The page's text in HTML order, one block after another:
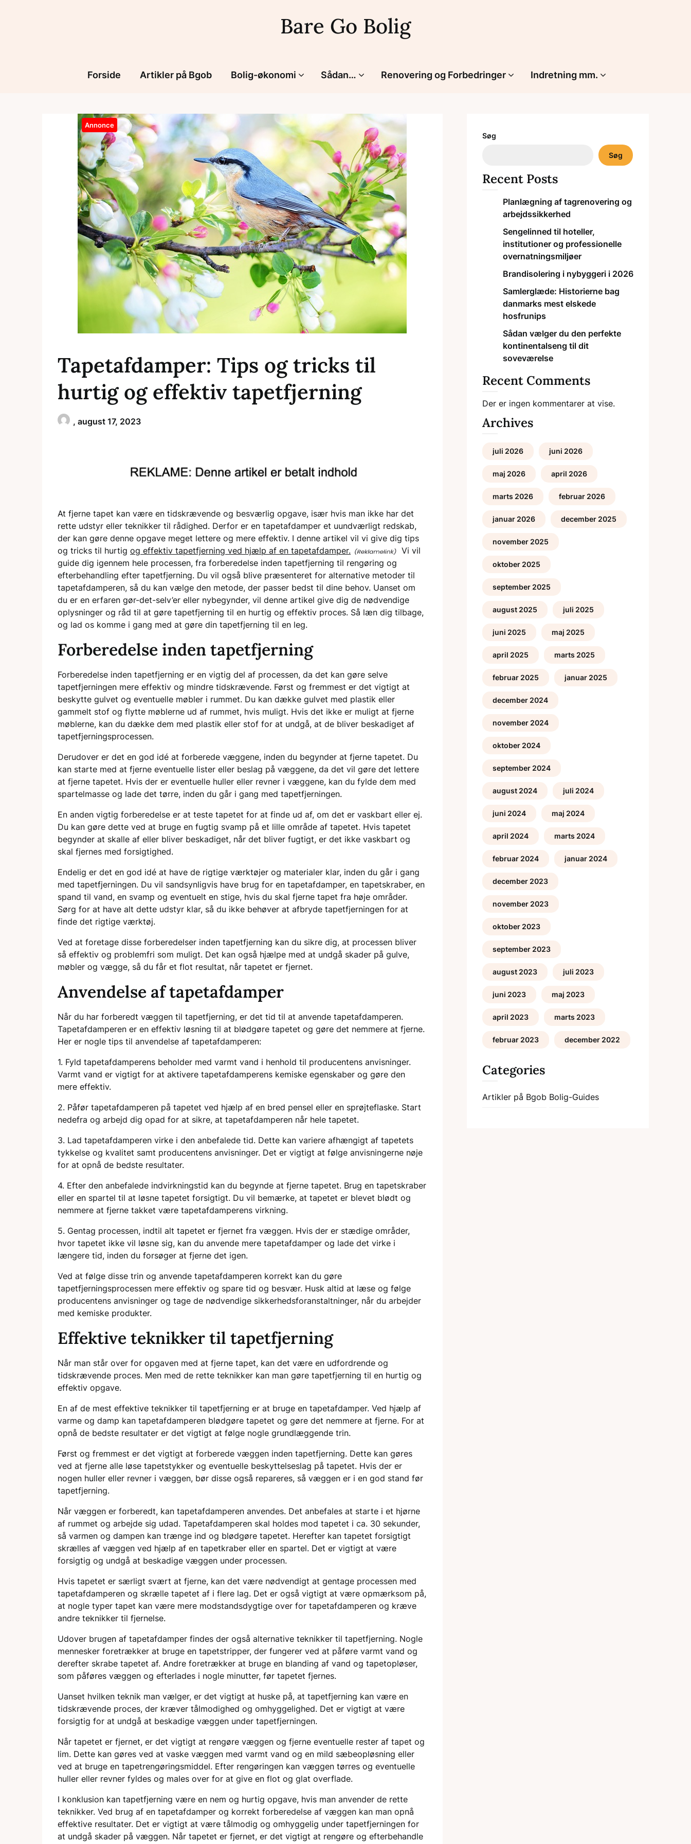
Bare Go Bolig
Forside Artikler på Bgob Bolig-økonomi Sådan… Renovering og Forbedringer Indretning mm.
Annonce
Tapetafdamper: Tips og tricks til
hurtig og effektiv tapetfjerning
, august 17, 2023
At fjerne tapet kan være en tidskrævende og besværlig opgave, især hvis man ikke har det
rette udstyr eller teknikker til rådighed. Derfor er en tapetafdamper et uundværligt redskab,
der kan gøre denne opgave meget lettere og mere effektiv. I denne artikel vil vi give dig tips
og tricks til hurtig og effektiv tapetfjerning ved hjælp af en tapetafdamper.
Vi vil
guide dig igennem hele processen, fra forberedelse inden tapetfjerning til rengøring og
efterbehandling efter tapetfjerning. Du vil også blive præsenteret for alternative metoder til
tapetafdamperen, så du kan vælge den metode, der passer bedst til dine behov. Uanset om
du er en erfaren gør-det-selv’er eller nybegynder, vil denne artikel give dig de nødvendige
oplysninger og råd til at gøre tapetfjerning til en hurtig og effektiv proces. Så læn dig tilbage,
og lad os komme i gang med at gøre din tapetfjerning til en leg.
Forberedelse inden tapetfjerning
Forberedelse inden tapetfjerning er en vigtig del af processen, da det kan gøre selve
tapetfjerningen mere effektiv og mindre tidskrævende. Først og fremmest er det vigtigt at
beskytte gulvet og eventuelle møbler i rummet. Du kan dække gulvet med plastik eller
gammelt stof og flytte møblerne ud af rummet, hvis muligt. Hvis det ikke er muligt at fjerne
møblerne, kan du dække dem med plastik eller stof for at undgå, at de bliver beskadiget af
tapetfjerningsprocessen.
Derudover er det en god idé at forberede væggene, inden du begynder at fjerne tapetet. Du
kan starte med at fjerne eventuelle lister eller beslag på væggene, da det vil gøre det lettere
at fjerne tapetet. Hvis der er eventuelle huller eller revner i væggene, kan du fylde dem med
spartelmasse og lade det tørre, inden du går i gang med tapetfjerningen.
En anden vigtig forberedelse er at teste tapetet for at finde ud af, om det er vaskbart eller ej.
Du kan gøre dette ved at bruge en fugtig svamp på et lille område af tapetet. Hvis tapetet
begynder at skalle af eller bliver beskadiget, når det bliver fugtigt, er det ikke vaskbart og
skal fjernes med forsigtighed.
Endelig er det en god idé at have de rigtige værktøjer og materialer klar, inden du går i gang
med tapetfjerningen. Du vil sandsynligvis have brug for en tapetafdamper, en tapetskraber, en
spand til vand, en svamp og eventuelt en stige, hvis du skal fjerne tapet fra høje områder.
Sørg for at have alt dette udstyr klar, så du ikke behøver at afbryde tapetfjerningen for at
finde det rigtige værktøj.
Ved at foretage disse forberedelser inden tapetfjerning kan du sikre dig, at processen bliver
så effektiv og problemfri som muligt. Det kan også hjælpe med at undgå skader på gulve,
møbler og vægge, så du får et flot resultat, når tapetet er fjernet.
Anvendelse af tapetafdamper
Når du har forberedt væggen til tapetfjerning, er det tid til at anvende tapetafdamperen.
Tapetafdamperen er en effektiv løsning til at blødgøre tapetet og gøre det nemmere at fjerne.
Her er nogle tips til anvendelse af tapetafdamperen:
1. Fyld tapetafdamperens beholder med varmt vand i henhold til producentens anvisninger.
Varmt vand er vigtigt for at aktivere tapetafdamperens kemiske egenskaber og gøre den
mere effektiv.
2. Påfør tapetafdamperen på tapetet ved hjælp af en bred pensel eller en sprøjteflaske. Start
nedefra og arbejd dig opad for at sikre, at tapetafdamperen når hele tapetet.
3. Lad tapetafdamperen virke i den anbefalede tid. Dette kan variere afhængigt af tapetets
tykkelse og kvalitet samt producentens anvisninger. Det er vigtigt at følge anvisningerne nøje
for at opnå de bedste resultater.
4. Efter den anbefalede indvirkningstid kan du begynde at fjerne tapetet. Brug en tapetskraber
eller en spartel til at løsne tapetet forsigtigt. Du vil bemærke, at tapetet er blevet blødt og
nemmere at fjerne takket være tapetafdamperens virkning.
5. Gentag processen, indtil alt tapetet er fjernet fra væggen. Hvis der er stædige områder,
hvor tapetet ikke vil løsne sig, kan du anvende mere tapetafdamper og lade det virke i
længere tid, inden du forsøger at fjerne det igen.
Ved at følge disse trin og anvende tapetafdamperen korrekt kan du gøre
tapetfjerningsprocessen mere effektiv og spare tid og besvær. Husk altid at læse og følge
producentens anvisninger og tage de nødvendige sikkerhedsforanstaltninger, når du arbejder
med kemiske produkter.
Effektive teknikker til tapetfjerning
Når man står over for opgaven med at fjerne tapet, kan det være en udfordrende og
tidskrævende proces. Men med de rette teknikker kan man gøre tapetfjerning til en hurtig og
effektiv opgave.
En af de mest effektive teknikker til tapetfjerning er at bruge en tapetafdamper. Ved hjælp af
varme og damp kan tapetafdamperen blødgøre tapetet og gøre det nemmere at fjerne. For at
opnå de bedste resultater er det vigtigt at følge nogle grundlæggende trin.
Først og fremmest er det vigtigt at forberede væggen inden tapetfjerning. Dette kan gøres
ved at fjerne alle løse tapetstykker og eventuelle beskyttelseslag på tapetet. Hvis der er
nogen huller eller revner i væggen, bør disse også repareres, så væggen er i en god stand før
tapetfjerning.
Når væggen er forberedt, kan tapetafdamperen anvendes. Det anbefales at starte i et hjørne
af rummet og arbejde sig udad. Tapetafdamperen skal holdes mod tapetet i ca. 30 sekunder,
så varmen og dampen kan trænge ind og blødgøre tapetet. Herefter kan tapetet forsigtigt
skrælles af væggen ved hjælp af en tapetkraber eller en spartel. Det er vigtigt at være
forsigtig og undgå at beskadige væggen under processen.
Hvis tapetet er særligt svært at fjerne, kan det være nødvendigt at gentage processen med
tapetafdamperen og skrælle tapetet af i flere lag. Det er også vigtigt at være opmærksom på,
at nogle typer tapet kan være mere modstandsdygtige over for tapetafdamperen og kræve
andre teknikker til fjernelse.
Udover brugen af tapetafdamper findes der også alternative teknikker til tapetfjerning. Nogle
mennesker foretrækker at bruge en tapetstripper, der fungerer ved at påføre varmt vand og
derefter skrabe tapetet af. Andre foretrækker at bruge en blanding af vand og tapetopløser,
som påføres væggen og efterlades i nogle minutter, før tapetet fjernes.
Uanset hvilken teknik man vælger, er det vigtigt at huske på, at tapetfjerning kan være en
tidskrævende proces, der kræver tålmodighed og omhyggelighed. Det er vigtigt at være
forsigtig for at undgå at beskadige væggen under tapetfjerningen.
Når tapetet er fjernet, er det vigtigt at rengøre væggen og fjerne eventuelle rester af tapet og
lim. Dette kan gøres ved at vaske væggen med varmt vand og en mild sæbeopløsning eller
ved at bruge en tapetrengøringsmiddel. Efter rengøringen kan væggen tørres og eventuelle
huller eller revner fyldes og males over for at give en flot og glat overflade.
I konklusion kan tapetfjerning være en nem og hurtig opgave, hvis man anvender de rette
teknikker. Ved brug af en tapetafdamper og korrekt forberedelse af væggen kan man opnå
effektive resultater. Det er vigtigt at være tålmodig og omhyggelig under tapetfjerningen for
at undgå skader på væggen. Når tapetet er fjernet, er det vigtigt at rengøre og efterbehandle
Søg
Søg
Recent Posts
Planlægning af tagrenovering og
arbejdssikkerhed
Sengelinned til hoteller,
institutioner og professionelle
overnatningsmiljøer
Brandisolering i nybyggeri i 2026
Samlerglæde: Historierne bag
danmarks mest elskede
hosfrunips
Sådan vælger du den perfekte
kontinentalseng til dit
soveværelse
Recent Comments
Der er ingen kommentarer at vise.
Archives
juli 2026 juni 2026
maj 2026 april 2026
marts 2026 februar 2026
januar 2026 december 2025
november 2025
oktober 2025
september 2025
august 2025 juli 2025
juni 2025 maj 2025
april 2025 marts 2025
februar 2025 januar 2025
december 2024
november 2024
oktober 2024
september 2024
august 2024 juli 2024
juni 2024 maj 2024
april 2024 marts 2024
februar 2024 januar 2024
december 2023
november 2023
oktober 2023
september 2023
august 2023 juli 2023
juni 2023 maj 2023
april 2023 marts 2023
februar 2023 december 2022
Categories
Artikler på Bgob Bolig-Guides